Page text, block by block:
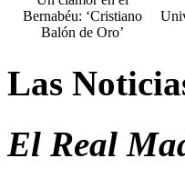
Bernabéu: ‘Cristiano
Balón de Oro’
Las
El Real